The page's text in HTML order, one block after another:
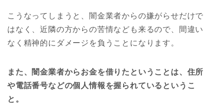
こうなってしまうと、闇金業者からの嫌がらせだけで
はなく、近隣の方からの苦情なども来るので、間違い
なく精神的にダメージを負うことになります。
また、闇金業者からお金を借りたということは、住所
や電話番号などの個人情報を握られているというこ
と。